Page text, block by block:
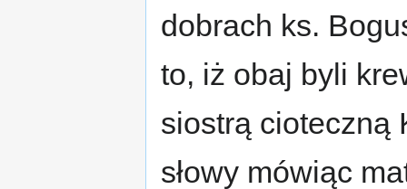
dobrach ks.
to, iż obaj byli
siostrą cioteczną
słowy mówiąc